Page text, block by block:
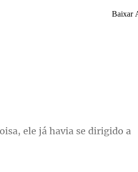
Baixar
ele já havia se dirigido a